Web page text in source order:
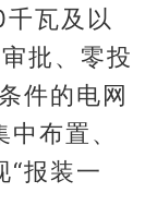
瓦及以
批、零投
件的电网
布置、
“报装一